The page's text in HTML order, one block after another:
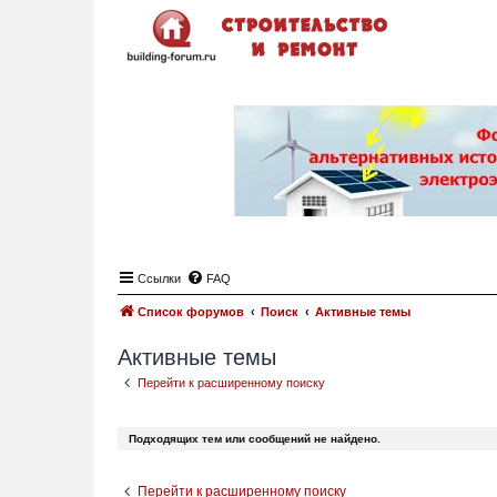
Ссылки FAQ
Список форумов Поиск Активные темы
Активные темы
Перейти к расширенному поиску
Подходящих тем или сообщений не найдено.
Перейти к расширенному поиску